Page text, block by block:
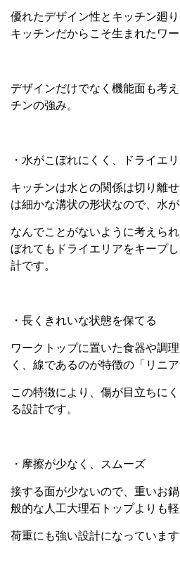
優れたデザイン性とキッチン廻
キッチンだからこそ生まれたワ
デザインだけでなく機能面も考
チンの強み。
・水がこぼれにくく、ドライエ
キッチンは水との関係は切り離
は細かな溝状の形状なので、水
なんでことがないように考えら
ぼれてもドライエリアをキープ
計です。
・長くきれいな状態を保てる
ワークトップに置いた食器や調
く、線であるのが特徴の「リニア
この特徴により、傷が目立ちに
る設計です。
・摩擦が少なく、スムーズ
接する面が少ないので、重いお
般的な人工大理石トップよりも軽
荷重にも強い設計になっています